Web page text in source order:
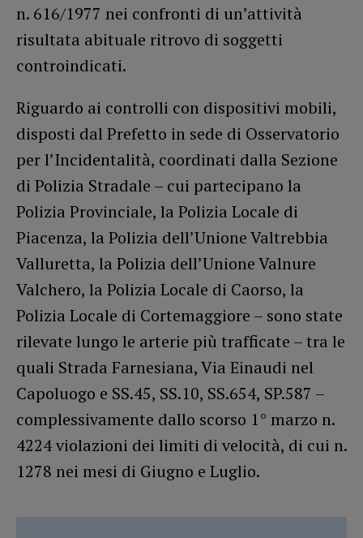
n. 616/1977 nei confronti di un’attività
risultata abituale ritrovo di soggetti
controindicati.
Riguardo ai controlli con dispositivi mobili,
disposti dal Prefetto in sede di Osservatorio
per l’Incidentalità, coordinati dalla Sezione
di Polizia Stradale – cui partecipano la
Polizia Provinciale, la Polizia Locale di
Piacenza, la Polizia dell’Unione Valtrebbia
Valluretta, la Polizia dell’Unione Valnure
Valchero, la Polizia Locale di Caorso, la
Polizia Locale di Cortemaggiore – sono state
rilevate lungo le arterie più trafficate – tra le
quali Strada Farnesiana, Via Einaudi nel
Capoluogo e SS.45, SS.10, SS.654, SP.587 –
complessivamente dallo scorso 1° marzo n.
4224 violazioni dei limiti di velocità, di cui n.
1278 nei mesi di Giugno e Luglio.